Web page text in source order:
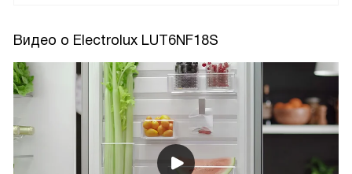
Видео о Electrolux LUT6NF18S